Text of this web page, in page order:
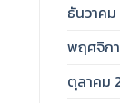
ธันวาค
พฤศจิก
ตุลาคม